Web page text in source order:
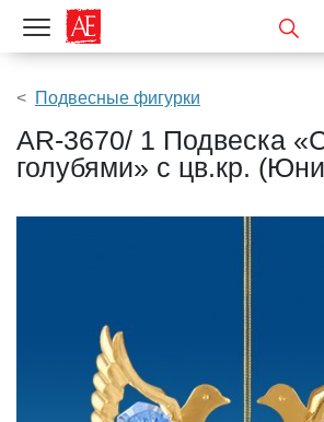
Показать меню
Подвесные фигурки
AR-3670/ 1 Подвеска
голубями» с цв.кр.